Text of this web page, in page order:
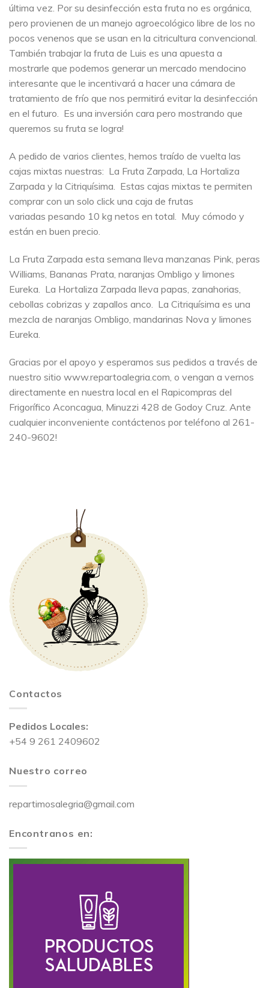
última vez. Por su desinfección esta fruta no es orgánica,
pero provienen de un manejo agroecológico libre de los no
pocos venenos que se usan en la citricultura convencional.
También trabajar la fruta de Luis es una apuesta a
mostrarle que podemos generar un mercado mendocino
interesante que le incentivará a hacer una cámara de
tratamiento de frío que nos permitirá evitar la desinfección
en el futuro. Es una inversión cara pero mostrando que
queremos su fruta se logra!
A pedido de varios clientes, hemos traído de vuelta las
cajas mixtas nuestras: La Fruta Zarpada, La Hortaliza
Zarpada y la Citriquísima. Estas cajas mixtas te permiten
comprar con un solo click una caja de frutas
variadas pesando 10 kg netos en total. Muy cómodo y
están en buen precio.
La Fruta Zarpada esta semana lleva manzanas Pink, peras
Williams, Bananas Prata, naranjas Ombligo y limones
Eureka. La Hortaliza Zarpada lleva papas, zanahorias,
cebollas cobrizas y zapallos anco. La Citriquísima es una
mezcla de naranjas Ombligo, mandarinas Nova y limones
Eureka.
Gracias por el apoyo y esperamos sus pedidos a través de
nuestro sitio www.repartoalegria.com, o vengan a vernos
directamente en nuestra local en el Rapicompras del
Frigorífico Aconcagua, Minuzzi 428 de Godoy Cruz. Ante
cualquier inconveniente contáctenos por teléfono al 261-
240-9602!
Contactos
Pedidos Locales:
+54 9 261 2409602
Nuestro correo
repartimosalegria@gmail.com
Encontranos en: